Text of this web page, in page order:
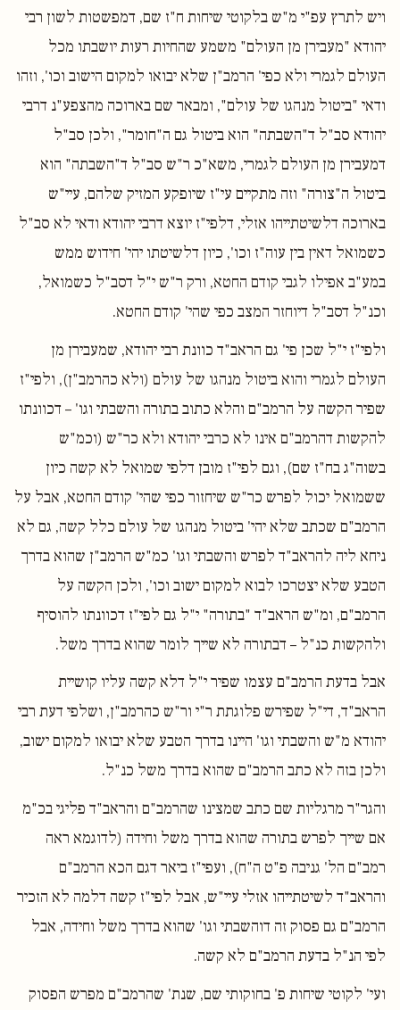
ויש לתרץ עפ"י מ"ש בלקוטי שיחות ח"ז שם, דמפשטות לשון רבי
יהודא "מעבירן מן העולם" משמע שהחיות רעות יושבתו מכל
העולם לגמרי ולא כפי' הרמב"ן שלא יבואו למקום הישוב וכו', וזהו
ודאי "ביטול מנהגו של עולם", ומבאר שם בארוכה מהצפע"נ דרבי
יהודא סב"ל ד"השבתה" הוא ביטול גם ה"חומר", ולכן סב"ל
דמעבירן מן העולם לגמרי, משא"כ ר"ש סב"ל ד"השבתה" הוא
ביטול ה"צורה" וזה מתקיים עי"ז שיופקע המזיק שלהם, עיי"ש
בארוכה דלשיטתייהו אזלי, דלפי"ז יוצא דרבי יהודא ודאי לא סב"ל
כשמואל דאין בין עוה"ז וכו', כיון דלשיטתו יהי' חידוש ממש
במע"ב אפילו לגבי קודם החטא, ורק ר"ש י"ל דסב"ל כשמואל,
וכנ"ל דסב"ל דיוחזר המצב כפי שהי' קודם החטא.
ולפי"ז י"ל שכן פי' גם הראב"ד כוונת רבי יהודא, שמעבירן מן
העולם לגמרי והוא ביטול מנהגו של עולם (ולא כהרמב"ן), ולפי"ז
שפיר הקשה על הרמב"ם והלא כתוב בתורה והשבתי וגו' – דכוונתו
להקשות דהרמב"ם אינו לא כרבי יהודא ולא כר"ש (וכמ"ש
בשוה"ג בח"ז שם), וגם לפי"ז מובן דלפי שמואל לא קשה כיון
ששמואל יכול לפרש כר"ש שיחזור כפי שהי' קודם החטא, אבל על
הרמב"ם שכתב שלא יהי' ביטול מנהגו של עולם כלל קשה, גם לא
ניחא ליה להראב"ד לפרש והשבתי וגו' כמ"ש הרמב"ן שהוא בדרך
הטבע שלא יצטרכו לבוא למקום ישוב וכו', ולכן הקשה על
הרמב"ם, ומ"ש הראב"ד "בתורה" י"ל גם לפי"ז דכוונתו להוסיף
ולהקשות כנ"ל – דבתורה לא שייך לומר שהוא בדרך משל.
אבל בדעת הרמב"ם עצמו שפיר י"ל דלא קשה עליו קושיית
הראב"ד, די"ל שפירש פלוגתת ר"י ור"ש כהרמב"ן, ושלפי דעת רבי
יהודא מ"ש והשבתי וגו' היינו בדרך הטבע שלא יבואו למקום ישוב,
ולכן בזה לא כתב הרמב"ם שהוא בדרך משל כנ"ל.
והגר"ר מרגליות שם כתב שמצינו שהרמב"ם והראב"ד פליגי בכ"מ
אם שייך לפרש בתורה שהוא בדרך משל וחידה (לדוגמא ראה
רמב"ם הל' גניבה פ"ט ה"ח), ועפי"ז ביאר דגם הכא הרמב"ם
והראב"ד לשיטתייהו אזלי עיי"ש, אבל לפי"ז קשה דלמה לא הזכיר
הרמב"ם גם פסוק זה דוהשבתי וגו' שהוא בדרך משל וחידה, אבל
לפי הנ"ל בדעת הרמב"ם לא קשה.
ועי' לקוטי שיחות פ' בחוקותי שם, שנת' שהרמב"ם מפרש הפסוק